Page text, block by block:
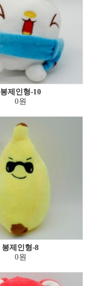
봉제인형-10
0원
봉제인형-8
0원